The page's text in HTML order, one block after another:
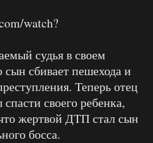
watch?
судья в своем
сбивает пешехода и
Теперь отец
своего ребенка,
жертвой ДТП стал сын
босса.